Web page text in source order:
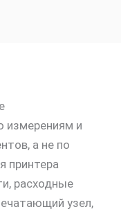
измерениям и
а не по
принтера
расходные
узел,